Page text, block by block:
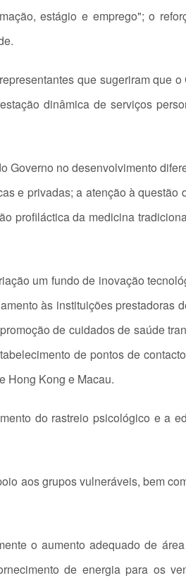
estágio e emprego"; o
que sugeriram que
dinâmica de serviços
no desenvolvimento
e privadas; a atenção à
profiláctica da medicina
um fundo de inovação
às instituições prestadoras
de cuidados de saúde
de pontos de
Hong Kong e Macau.
do rastreio psicológico e a
aos grupos vulneráveis, bem
o aumento adequado de
de energia para os